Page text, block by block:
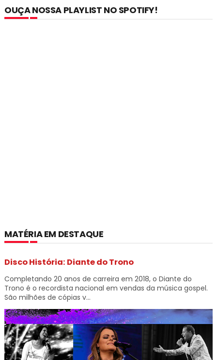
OUÇA NOSSA PLAYLIST NO SPOTIFY!
MATÉRIA EM DESTAQUE
Disco História: Diante do Trono
Completando 20 anos de carreira em 2018, o Diante do
Trono é o recordista nacional em vendas da música gospel.
São milhões de cópias v...